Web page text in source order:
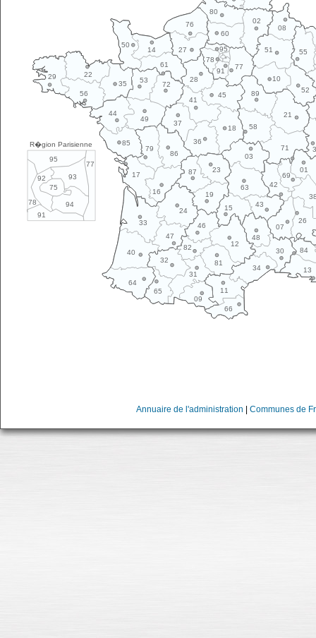
R�gion Parisienne
77
78
91
95
93
75
94
92
10
11
12
13
14
15
16
17
18
19
21
22
23
24
26
27
28
29
30
31
32
33
34
35
36
37
40
41
42
43
44
45
46
47
48
49
50
51
52
53
55
56
58
60
61
63
64
65
66
69
01
02
03
07
08
09
71
72
76
77
78
79
80
81
82 84
85
86
87
89
91
95
Annuaire de l'administration Communes de